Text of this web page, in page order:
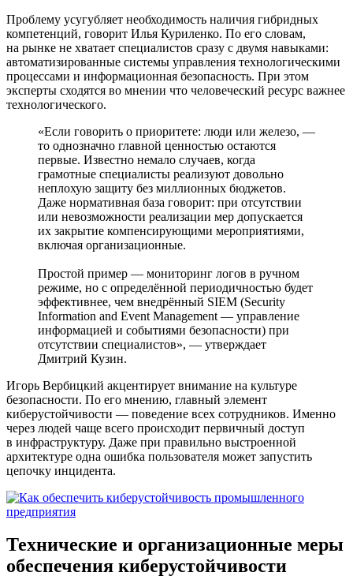
Проблему усугубляет необходимость наличия гибридных
компетенций, говорит Илья Куриленко. По его словам,
на рынке не хватает специалистов сразу с двумя навыками:
автоматизированные системы управления технологическими
процессами и информационная безопасность. При этом
эксперты сходятся во мнении что человеческий ресурс важнее
технологического.
«Если говорить о приоритете: люди или железо, —
то однозначно главной ценностью остаются
первые. Известно немало случаев, когда
грамотные специалисты реализуют довольно
неплохую защиту без миллионных бюджетов.
Даже нормативная база говорит: при отсутствии
или невозможности реализации мер допускается
их закрытие компенсирующими мероприятиями,
включая организационные.
Простой пример — мониторинг логов в ручном
режиме, но с определённой периодичностью будет
эффективнее, чем внедрённый SIEM (Security
Information and Event Management — управление
информацией и событиями безопасности) при
отсутствии специалистов», — утверждает
Дмитрий Кузин.
Игорь Вербицкий акцентирует внимание на культуре
безопасности. По его мнению, главный элемент
киберустойчивости — поведение всех сотрудников. Именно
через людей чаще всего происходит первичный доступ
в инфраструктуру. Даже при правильно выстроенной
архитектуре одна ошибка пользователя может запустить
цепочку инцидента.
Технические и организационные меры
обеспечения киберустойчивости